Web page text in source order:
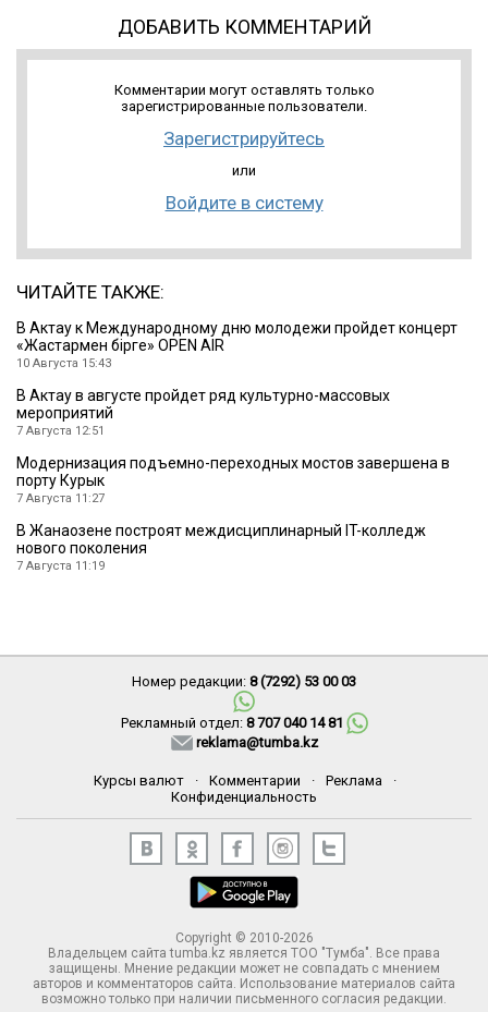
ДОБАВИТЬ КОММЕНТАРИЙ
Комментарии могут оставлять только
зарегистрированные пользователи.
Зарегистрируйтесь
или
Войдите в систему
ЧИТАЙТЕ ТАКЖЕ:
В Актау к Международному дню молодежи пройдет концерт
«Жастармен бірге» OPEN AIR
10 Августа 15:43
В Актау в августе пройдет ряд культурно-массовых
мероприятий
7 Августа 12:51
Модернизация подъемно-переходных мостов завершена в
порту Курык
7 Августа 11:27
В Жанаозене построят междисциплинарный IT-колледж
нового поколения
7 Августа 11:19
Номер редакции: 8 (7292) 53 00 03
Рекламный отдел: 8 707 040 14 81
reklama@tumba.kz
Курсы валют · Комментарии · Реклама
·
Конфиденциальность
Copyright © 2010-2026
Владельцем сайта tumba.kz является ТОО "Тумба". Все права
защищены. Мнение редакции может не совпадать с мнением
авторов и комментаторов сайта. Использование материалов сайта
возможно только при наличии письменного согласия редакции.